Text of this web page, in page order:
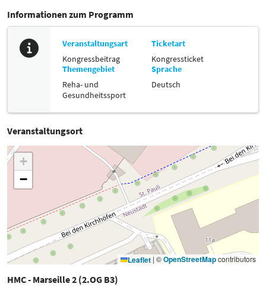
Informationen zum Programm
Veranstaltungsart
Kongressbeitrag
Ticketart
Kongressticket
Themengebiet
Reha- und
Gesundheitssport
Sprache
Deutsch
Veranstaltungsort
+
−
Leaflet | ©OpenStreetMapcontributors
HMC - Marseille 2 (2.OG B3)